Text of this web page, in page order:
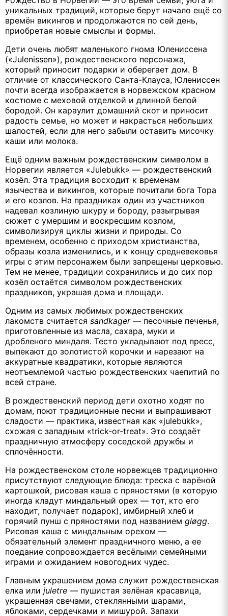
уникальных традиций, которые берут начало ещё со
времён викингов и продолжаются по сей день,
приобретая новые смыслы и формы.
Дети очень любят маленького гнома Юлениссена
(«Julenissen»), рождественского персонажа,
который приносит подарки и оберегает дом. В
отличие от классического Санта-Клауса, Юлениссен
почти всегда изображается в норвежском красном
костюме с меховой отделкой и длинной белой
бородой. Он караулит домашний скот и приносит
радость семье, но может и накрасться небольших
шалостей, если для него забыли оставить мисочку
каши или молока.
Ещё одним важным рождественским символом в
Норвегии является «Julebukk» — рождественский
козёл. Эта традиция восходит к временам
язычества и викингов, которые почитали бога Тора
и его козлов. На праздниках один из участников
надевал козлиную шкуру и бороду, разыгрывая
сюжет с умершим и воскресшим козлом,
символизируя циклы жизни и природы. Со
временем, особенно с приходом христианства,
образы козла изменились, и к концу средневековья
игры с этим персонажем были запрещены церковью.
Тем не менее, традиции сохранились и до сих пор
козёл остаётся символом рождественских
праздников, украшая дома и площади.
Одним из самых любимых рождественских
лакомств считается sandkager— песочные печенья,
приготовленные из масла, сахара, муки и
дробленого миндаля. Тесто укладывают под пресс,
выпекают до золотистой корочки и нарезают на
аккуратные квадратики, которые являются
неотъемлемой частью рождественских чаепитий по
всей стране.
В рождественский период дети охотно ходят по
домам, поют традиционные песни и выпрашивают
сладости — практика, известная как «julebukk»,
схожая с западным «trick-or-treat». Это создаёт
праздничную атмосферу соседской дружбы и
сплочённости.
На рождественском столе норвежцев традиционно
присутствуют следующие блюда: треска с варёной
картошкой, рисовая каша с пряностями (в которую
иногда кладут миндальный орех — тот, кто его
находит, получает подарок), имбирный хлеб и
горячий пунш с пряностями под названием gløgg.
Рисовая каша с миндальным орехом —
обязательный элемент праздничного меню, а ее
поедание сопровождается весёлыми семейными
играми и ожиданием новогодних чудес.
Главным украшением дома служит рождественская
елка или juletre — пушистая зелёная красавица,
украшенная свечами, стеклянными шарами,
яблоками, сердечками и мишурой. Запахи